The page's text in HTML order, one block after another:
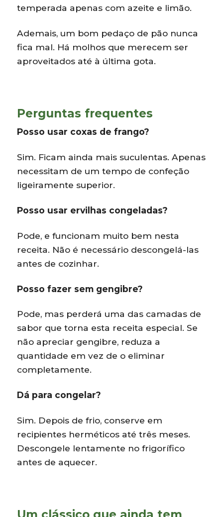
temperada apenas com azeite e limão.
Ademais, um bom pedaço de pão nunca
fica mal. Há molhos que merecem ser
aproveitados até à última gota.
Perguntas frequentes
Posso usar coxas de frango?
Sim. Ficam ainda mais suculentas. Apenas
necessitam de um tempo de confeção
ligeiramente superior.
Posso usar ervilhas congeladas?
Pode, e funcionam muito bem nesta
receita. Não é necessário descongelá-las
antes de cozinhar.
Posso fazer sem gengibre?
Pode, mas perderá uma das camadas de
sabor que torna esta receita especial. Se
não apreciar gengibre, reduza a
quantidade em vez de o eliminar
completamente.
Dá para congelar?
Sim. Depois de frio, conserve em
recipientes herméticos até três meses.
Descongele lentamente no frigorífico
antes de aquecer.